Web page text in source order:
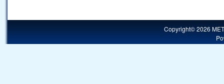
Copyright© 2026